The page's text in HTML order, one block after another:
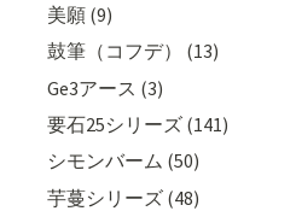
美願 (9)
鼓筆（コフデ） (13)
Ge3アース (3)
要石25シリーズ (141)
シモンバーム (50)
芋蔓シリーズ (48)